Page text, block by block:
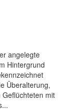
angelegte
Hintergrund
Überalterung,
mit